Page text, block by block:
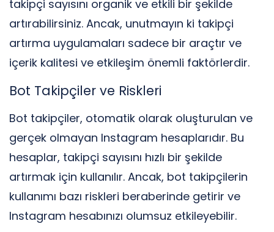
takipçi sayısını organik ve etkili bir şekilde
artırabilirsiniz. Ancak, unutmayın ki takipçi
artırma uygulamaları sadece bir araçtır ve
içerik kalitesi ve etkileşim önemli faktörlerdir.
Bot Takipçiler ve Riskleri
Bot takipçiler, otomatik olarak oluşturulan ve
gerçek olmayan Instagram hesaplarıdır. Bu
hesaplar, takipçi sayısını hızlı bir şekilde
artırmak için kullanılır. Ancak, bot takipçilerin
kullanımı bazı riskleri beraberinde getirir ve
Instagram hesabınızı olumsuz etkileyebilir.